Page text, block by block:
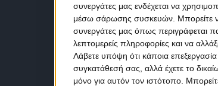
συνεργάτες μας ενδέχεται να
μέσω σάρωσης συσκευών. Μπορείτε να
συνεργάτες μας όπως περιγράφεται
λεπτομερείς πληροφορίες και να
Λάβετε υπόψη ότι κάποια
συγκατάθεσή σας, αλλά έχετε το
μόνο για αυτόν τον ιστότοπο.